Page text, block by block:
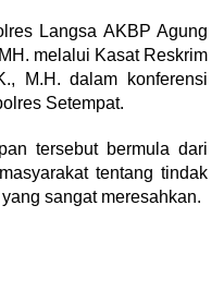
Langsa AKBP Agung
melalui Kasat Reskrim
M.H. dalam konferensi
Setempat.
tersebut bermula dari
tentang tindak
sangat meresahkan.